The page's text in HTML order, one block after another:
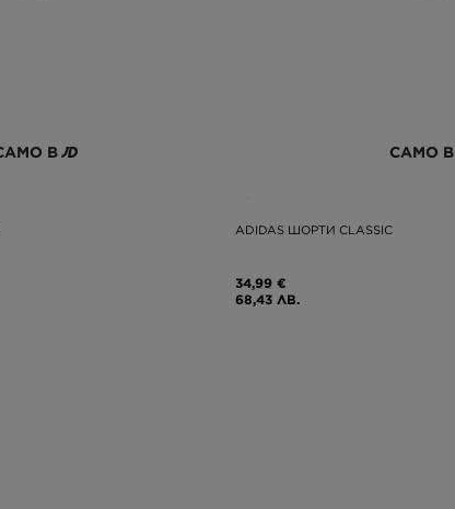
В САМО В
ADIDAS ШОРТИ CLASSIC
34,99 €
68,43 ЛВ.